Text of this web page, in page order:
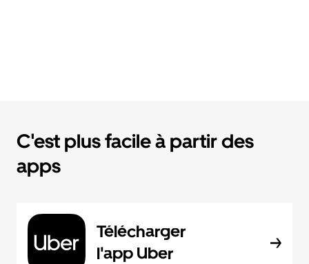
C'est plus facile à partir des
apps
Télécharger
l'app Uber